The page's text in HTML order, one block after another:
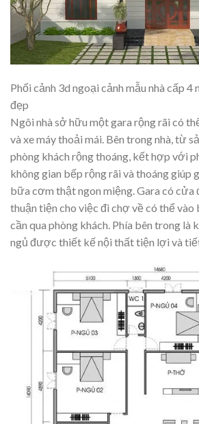
Phối cảnh 3d ngoại cảnh mẫu nhà cấp 4
đẹp
Ngôi nhà sở hữu một gara rộng rãi có
và xe máy thoải mái. Bên trong nhà, từ
phòng khách rộng thoáng, kết hợp với
không gian bếp rộng rãi và thoáng giúp
bữa cơm thật ngon miệng. Gara có cửa
thuận tiện cho việc đi chợ về có thể vào
cần qua phòng khách. Phía bên trong là
ngủ được thiết kế nội thất tiện lợi và